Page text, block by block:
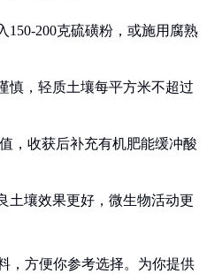
150-200克硫磺粉，或施用腐熟
慎，轻质土壤每平方米不超过
，收获后补充有机肥能缓冲酸
土壤效果更好，微生物活动更
，方便你参考选择。为你提供